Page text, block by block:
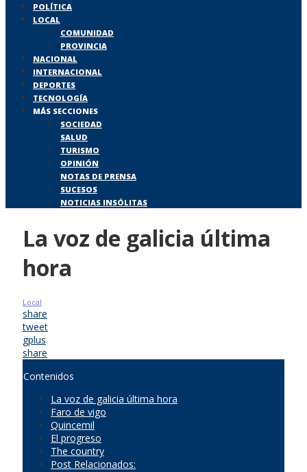
POLÍTICA
LOCAL
COMUNIDAD
PROVINCIA
NACIONAL
INTERNACIONAL
DEPORTES
TECNOLOGÍA
MÁS SECCIONES
SOCIEDAD
SALUD
TURISMO
OPINIÓN
NOTAS DE PRENSA
SUCESOS
NOTICIAS INSÓLITAS
La voz de galicia última
hora
Local
share
tweet
gplus
share
Contenidos
La voz de galicia última hora
Faro de vigo
Quincemil
El progreso
The country
Post Relacionados: